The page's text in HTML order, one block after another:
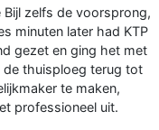
zelfs de voorsprong,
minuten later had KTP
gezet en ging het met
de thuisploeg terug tot
te maken,
professioneel uit.